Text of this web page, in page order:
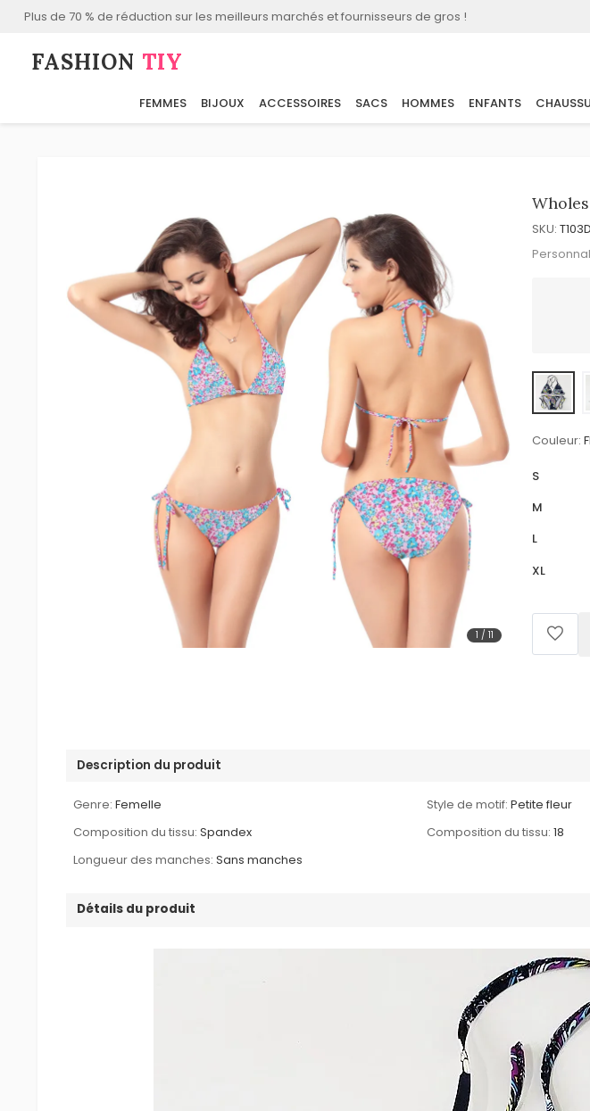
Plus de 70 % de réduction sur les meilleurs marchés et fournisseurs de gros !
FASHION⁠ TIY
FEMMES BIJOUX ACCESSOIRES SACS HOMMES ENFANTS
1 / 11
SKU:
Couleur:
S
M
L
XL
Description du produit
Genre: Femelle Style de motif: Petite fleur
Composition du tissu: Spandex Composition du tissu: 18
Longueur des manches: Sans manches
Détails du produit